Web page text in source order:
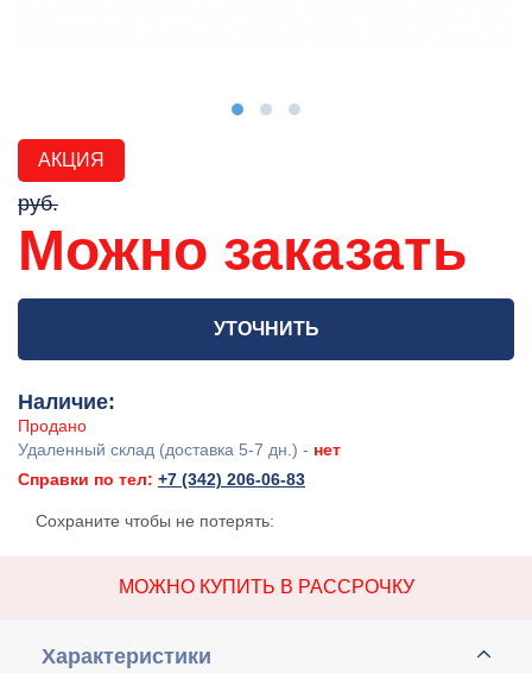
АКЦИЯ
руб.
Можно заказать
УТОЧНИТЬ
Наличие:
Продано
Удаленный склад (доставка 5-7 дн.) - нет
Справки по тел: +7 (342) 206-06-83
Сохраните чтобы не потерять:
МОЖНО КУПИТЬ В РАССРОЧКУ
Характеристики